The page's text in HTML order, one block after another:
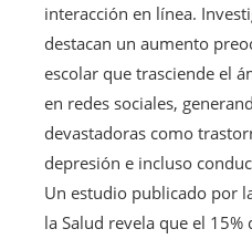
interacción en línea.
destacan un aumento
escolar que trasciende el
en redes sociales,
devastadoras como
depresión e incluso
Un estudio publicado por
la Salud revela que el 15%